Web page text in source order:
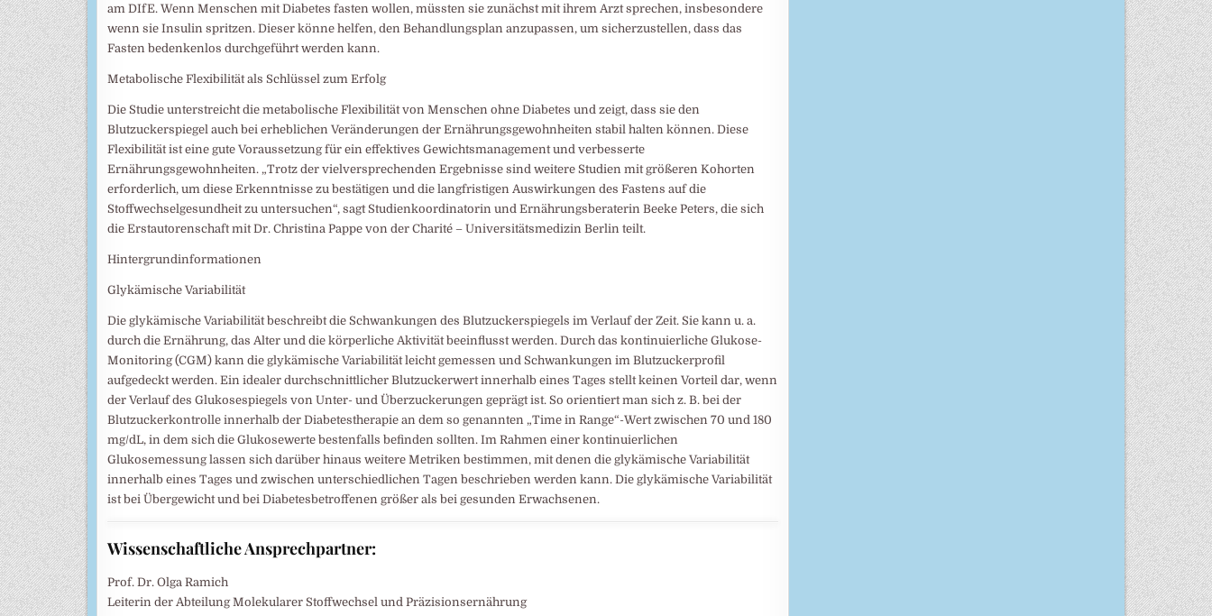
am DIfE. Wenn Menschen mit Diabetes fasten wollen, müssten sie zunächst mit ihrem Arzt sprechen, insbesondere
wenn sie Insulin spritzen. Dieser könne helfen, den Behandlungsplan anzupassen, um sicherzustellen, dass das
Fasten bedenkenlos durchgeführt werden kann.
Metabolische Flexibilität als Schlüssel zum Erfolg
Die Studie unterstreicht die metabolische Flexibilität von Menschen ohne Diabetes und zeigt, dass sie den
Blutzuckerspiegel auch bei erheblichen Veränderungen der Ernährungsgewohnheiten stabil halten können. Diese
Flexibilität ist eine gute Voraussetzung für ein effektives Gewichtsmanagement und verbesserte
Ernährungsgewohnheiten. „Trotz der vielversprechenden Ergebnisse sind weitere Studien mit größeren Kohorten
erforderlich, um diese Erkenntnisse zu bestätigen und die langfristigen Auswirkungen des Fastens auf die
Stoffwechselgesundheit zu untersuchen“, sagt Studienkoordinatorin und Ernährungsberaterin Beeke Peters, die sich
die Erstautorenschaft mit Dr. Christina Pappe von der Charité – Universitätsmedizin Berlin teilt.
Hintergrundinformationen
Glykämische Variabilität
Die glykämische Variabilität beschreibt die Schwankungen des Blutzuckerspiegels im Verlauf der Zeit. Sie kann u. a.
durch die Ernährung, das Alter und die körperliche Aktivität beeinflusst werden. Durch das kontinuierliche Glukose-
Monitoring (CGM) kann die glykämische Variabilität leicht gemessen und Schwankungen im Blutzuckerprofil
aufgedeckt werden. Ein idealer durchschnittlicher Blutzuckerwert innerhalb eines Tages stellt keinen Vorteil dar, wenn
der Verlauf des Glukosespiegels von Unter- und Überzuckerungen geprägt ist. So orientiert man sich z. B. bei der
Blutzuckerkontrolle innerhalb der Diabetestherapie an dem so genannten „Time in Range“-Wert zwischen 70 und 180
mg/dL, in dem sich die Glukosewerte bestenfalls befinden sollten. Im Rahmen einer kontinuierlichen
Glukosemessung lassen sich darüber hinaus weitere Metriken bestimmen, mit denen die glykämische Variabilität
innerhalb eines Tages und zwischen unterschiedlichen Tagen beschrieben werden kann. Die glykämische Variabilität
ist bei Übergewicht und bei Diabetesbetroffenen größer als bei gesunden Erwachsenen.
Wissenschaftliche Ansprechpartner:
Prof. Dr. Olga Ramich
Leiterin der Abteilung Molekularer Stoffwechsel und Präzisionsernährung